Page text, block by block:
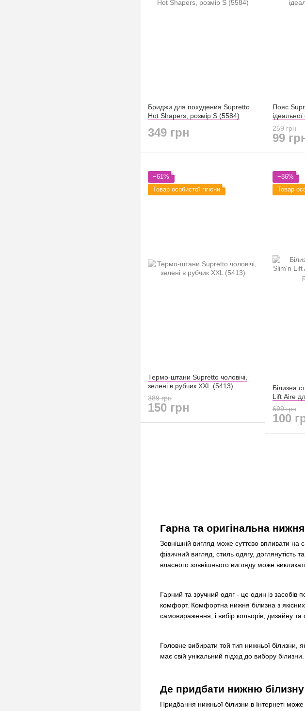
Гарна та оригінальна
Зовнішній вигляд може суттєво впливати на
фізичний вигляд, стиль одягу, доглянутість
власного зовнішнього вигляду може
Гарний та зручний одяг - це один із
комфорт. Комфортна нижня білизна з
самовираження, і вибір кольорів, дизайну
Головне вибирати той тип нижньої білизни,
має свій унікальний підхід до вибору білизни.
Де придбати нижню білизну
Придбання нижньої білизни в Інтернеті
Бриджи для похудения Supretto
Hot Shapers, розмір S (5584)
349 грн
Пояс
259 грн
99
−61%
Товар особистої гігієни
Термо-штани Supretto чоловічі,
зелені в рубчик XXL (5413)
389 грн
150 грн
−86%
Товар
Білизна
Lift Aire
розмір S
699 грн
100